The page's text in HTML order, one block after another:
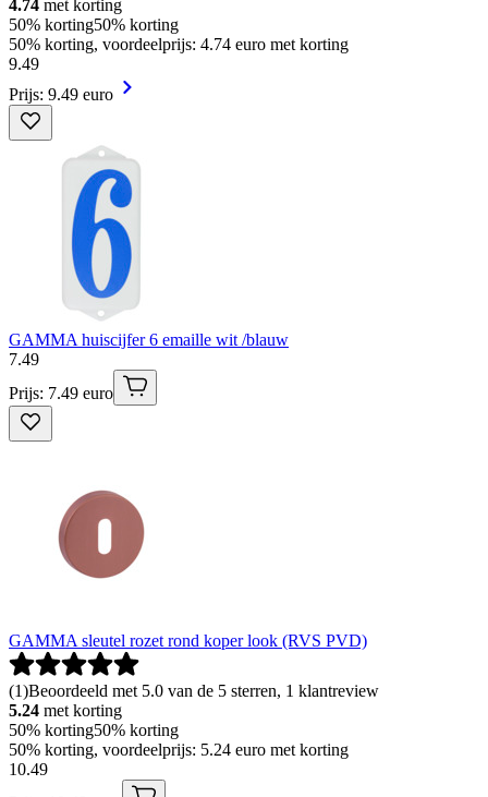
4.74 met korting
50% korting50% korting
50% korting, voordeelprijs: 4.74 euro met korting
9.49
Prijs: 9.49 euro
GAMMA huiscijfer 6 emaille wit /blauw
7.49
Prijs: 7.49 euro
GAMMA sleutel rozet rond koper look (RVS PVD)
(1)Beoordeeld met 5.0 van de 5 sterren, 1 klantreview
5.24 met korting
50% korting50% korting
50% korting, voordeelprijs: 5.24 euro met korting
10.49